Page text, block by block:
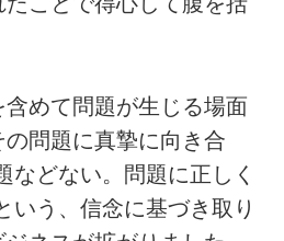
含めて問題が生じる場面
問題に真摯に向き合
などない。問題に正しく
いう、信念に基づき取り